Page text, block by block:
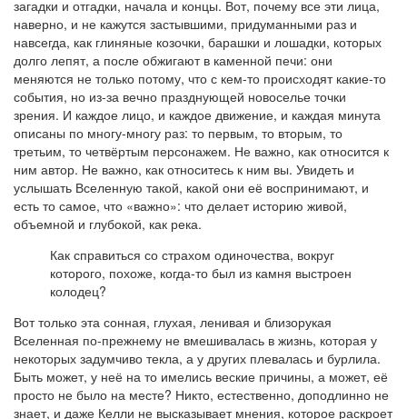
загадки и отгадки, начала и концы. Вот, почему все эти лица,
наверно, и не кажутся застывшими, придуманными раз и
навсегда, как глиняные козочки, барашки и лошадки, которых
долго лепят, а после обжигают в каменной печи: они
меняются не только потому, что с кем-то происходят какие-то
события, но из-за вечно празднующей новоселье точки
зрения. И каждое лицо, и каждое движение, и каждая минута
описаны по многу-многу раз: то первым, то вторым, то
третьим, то четвёртым персонажем. Не важно, как относится к
ним автор. Не важно, как относитесь к ним вы. Увидеть и
услышать Вселенную такой, какой они её воспринимают, и
есть то самое, что «важно»: что делает историю живой,
объемной и глубокой, как река.
Как справиться со страхом одиночества, вокруг
которого, похоже, когда-то был из камня выстроен
колодец?
Вот только эта сонная, глухая, ленивая и близорукая
Вселенная по-прежнему не вмешивалась в жизнь, которая у
некоторых задумчиво текла, а у других плевалась и бурлила.
Быть может, у неё на то имелись веские причины, а может, её
просто не было на месте? Никто, естественно, доподлинно не
знает, и даже Келли не высказывает мнения, которое раскроет